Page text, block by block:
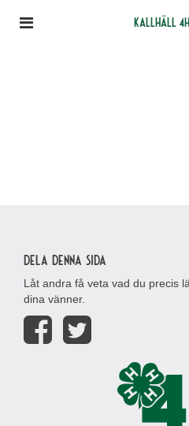
Kallhäll
Dela denna sida
Låt andra få veta vad du precis
dina vänner.